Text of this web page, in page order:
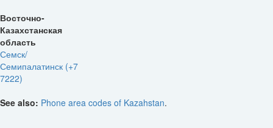
Восточно-
Казахстанская
область
Семск/
Семипалатинск (+7
7222)
See also: Phone area codes of Kazahstan.